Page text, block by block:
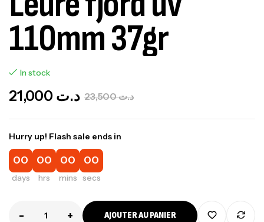
110mm 37gr
In stock
د.ت23,500 د.ت
Hurry up! Flash sale ends in
00
days
00
hrs
00
mins
00
secs
- + AJOUTER AU PANIER